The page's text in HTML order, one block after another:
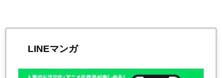
LINEマンガ